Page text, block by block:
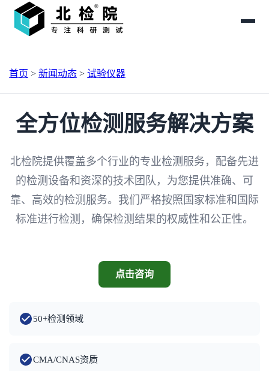
首页 > 新闻动态 > 试验仪器
全方位检测服务解决方案
北检院提供覆盖多个行业的专业检测服务，配备先进
的检测设备和资深的技术团队，为您提供准确、可
靠、高效的检测服务。我们严格按照国家标准和国际
标准进行检测，确保检测结果的权威性和公正性。
点击咨询
50+检测领域
CMA/CNAS资质